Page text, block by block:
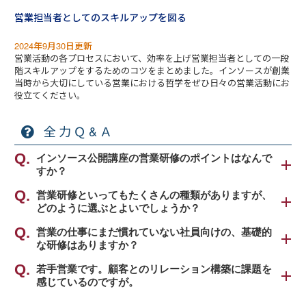
営業担当者としてのスキルアップを図る
2024年9月30日更新
営業活動の各プロセスにおいて、効率を上げ営業担当者としての一段
階スキルアップをするためのコツをまとめました。インソースが創業
当時から大切にしている営業における哲学をぜひ日々の営業活動にお
役立てください。
全力Ｑ&Ａ
インソース公開講座の営業研修のポイントはなんで
すか？
弊社公開講座の営業研修のポイントは、営業で成果
が出る人の行動プロセスを分解し、感覚ではなく理
論としてお伝えしていることです。これまで営業を
経験したことがない人から、現在進行形で営業をし
ら習熟度に合わせて幅広くプログラムをご用意して
おります。
営業研修といってもたくさんの種類がありますが、
どのように選ぶとよいでしょうか？
営業研修の選び方の目安として、経験やプロセス、
スタイル、スキル別に、研修ラインナップをカテゴ
ライズしております。以下をご参考のうえ、受講さ
れる方の課題や目標に即して、お選びいただければ
営業の仕事にまだ慣れていない社員向けの、基礎的
な研修はありますか？
営業の全体像と流れを学ぶことができる基礎的な内
容の研修を、受講対象者別にご用意しております。
若手営業です。顧客とのリレーション構築に課題を
感じているのですが。